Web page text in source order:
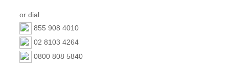
or dial
855 908 4010
02 8103 4264
0800 808 5840